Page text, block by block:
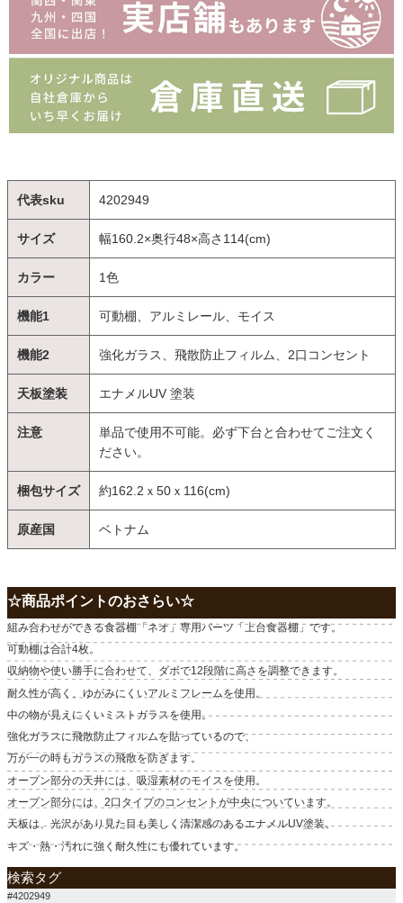
代表sku 4202949
サイズ 幅160.2×奥行48×高さ114(cm)
カラー 1色
機能1 可動棚、アルミレール、モイス
機能2 強化ガラス、飛散防止フィルム、2口コンセント
天板塗装 エナメルUV 塗装
注意
単品で使用不可能。必ず下台と合わせてご注文く
ださい。
梱包サイズ 約162.2ｘ50ｘ116(cm)
原産国 ベトナム
☆商品ポイントのおさらい☆
組み合わせができる食器棚「ネオ」専用パーツ「上台食器棚」です。
可動棚は合計4枚。
収納物や使い勝手に合わせて、ダボで12段階に高さを調整できます。
耐久性が高く、ゆがみにくいアルミフレームを使用。
中の物が見えにくいミストガラスを使用。
強化ガラスに飛散防止フィルムを貼っているので、
万が一の時もガラスの飛散を防ぎます。
オープン部分の天井には、吸湿素材のモイスを使用。
オープン部分には、2口タイプのコンセントが中央についています。
天板は、光沢があり見た目も美しく清潔感のあるエナメルUV塗装。
キズ・熱・汚れに強く耐久性にも優れています。
検索タグ
#4202949